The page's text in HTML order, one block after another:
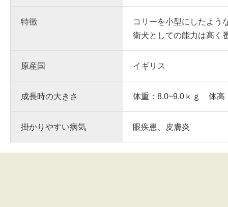
特徴
コリーを小型にしたよう
衛犬としての能力は高く
原産国 イギリス
成長時の大きさ 体重：8.0~9.0ｋｇ 体高
掛かりやすい病気 眼疾患、皮膚炎